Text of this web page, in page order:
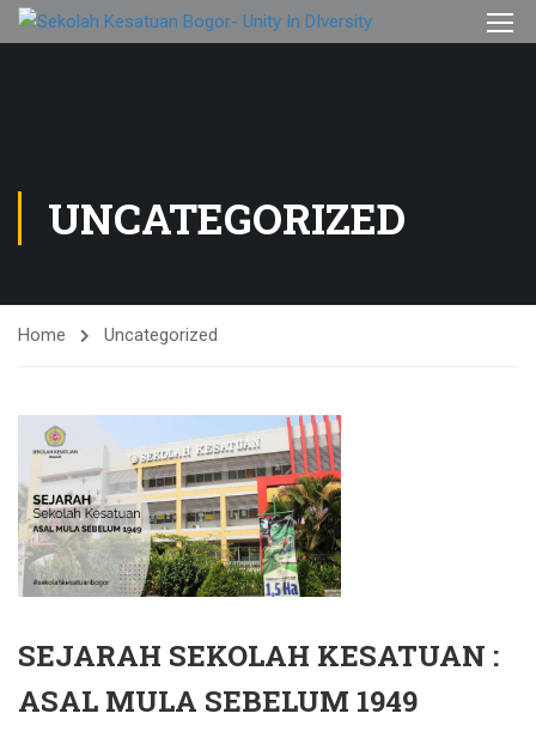
UNCATEGORIZED
Home Uncategorized
SEJARAH SEKOLAH KESATUAN :
ASAL MULA SEBELUM 1949